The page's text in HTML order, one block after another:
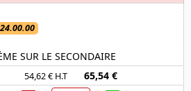
SUR LE SECONDAIRE
54,62 € H.T 65,54 €